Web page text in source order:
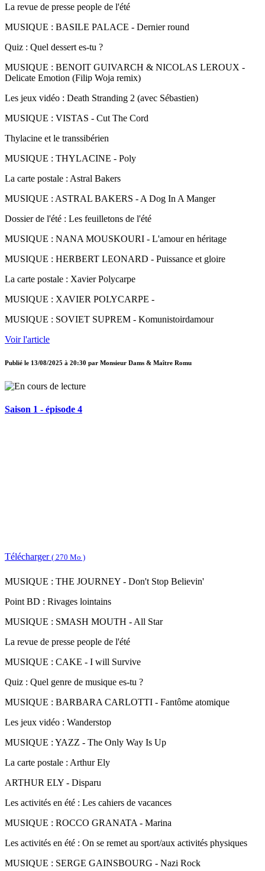
La revue de presse people de l'été
MUSIQUE : BASILE PALACE - Dernier round
Quiz : Quel dessert es-tu ?
MUSIQUE : BENOIT GUIVARCH & NICOLAS LEROUX -
Delicate Emotion (Filip Woja remix)
Les jeux vidéo : Death Stranding 2 (avec Sébastien)
MUSIQUE : VISTAS - Cut The Cord
Thylacine et le transsibérien
MUSIQUE : THYLACINE - Poly
La carte postale : Astral Bakers
MUSIQUE : ASTRAL BAKERS - A Dog In A Manger
Dossier de l'été : Les feuilletons de l'été
MUSIQUE : NANA MOUSKOURI - L'amour en héritage
MUSIQUE : HERBERT LEONARD - Puissance et gloire
La carte postale : Xavier Polycarpe
MUSIQUE : XAVIER POLYCARPE -
MUSIQUE : SOVIET SUPREM - Komunistoirdamour
Voir l'article
Publié le 13/08/2025 à 20:30 par Monsieur Dams & Maître Romu
Saison 1 - épisode 4
Télécharger ( 270 Mo )
MUSIQUE : THE JOURNEY - Don't Stop Believin'
Point BD : Rivages lointains
MUSIQUE : SMASH MOUTH - All Star
La revue de presse people de l'été
MUSIQUE : CAKE - I will Survive
Quiz : Quel genre de musique es-tu ?
MUSIQUE : BARBARA CARLOTTI - Fantôme atomique
Les jeux vidéo : Wanderstop
MUSIQUE : YAZZ - The Only Way Is Up
La carte postale : Arthur Ely
ARTHUR ELY - Disparu
Les activités en été : Les cahiers de vacances
MUSIQUE : ROCCO GRANATA - Marina
Les activités en été : On se remet au sport/aux activités physiques
MUSIQUE : SERGE GAINSBOURG - Nazi Rock